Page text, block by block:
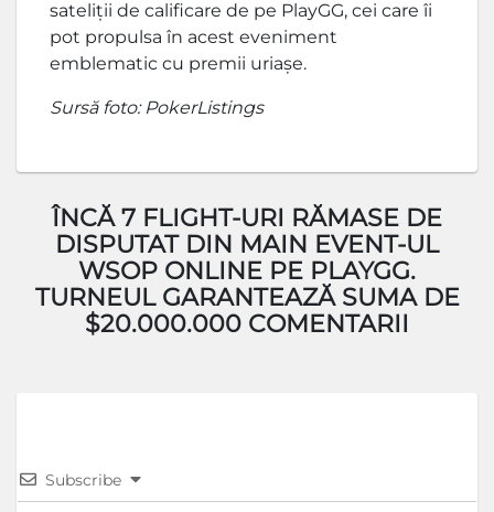
sateliții de calificare de pe PlayGG, cei care îi
pot propulsa în acest eveniment
emblematic cu premii uriașe.
Sursă foto: PokerListings
ÎNCĂ 7 FLIGHT-URI RĂMASE DE
DISPUTAT DIN MAIN EVENT-UL
WSOP ONLINE PE PLAYGG.
TURNEUL GARANTEAZĂ SUMA DE
$20.000.000 COMENTARII
Subscribe